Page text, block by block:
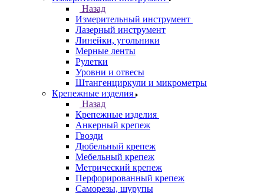
Назад
Измерительный инструмент
Лазерный инструмент
Линейки, угольники
Мерные ленты
Рулетки
Уровни и отвесы
Штангенциркули и микрометры
Крепежные изделия
Назад
Крепежные изделия
Анкерный крепеж
Гвозди
Дюбельный крепеж
Мебельный крепеж
Метрический крепеж
Перфорированный крепеж
Саморезы, шурупы